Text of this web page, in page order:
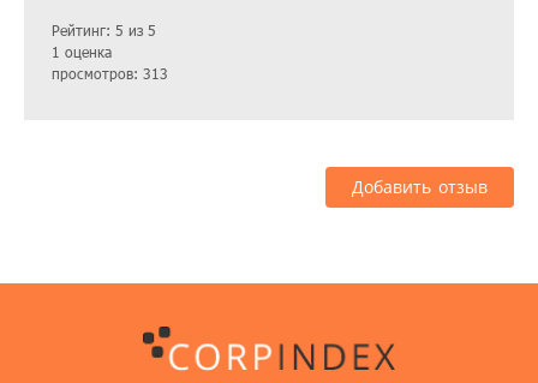
Рейтинг: 5 из 5
1 оценка
просмотров: 313
Добавить отзыв